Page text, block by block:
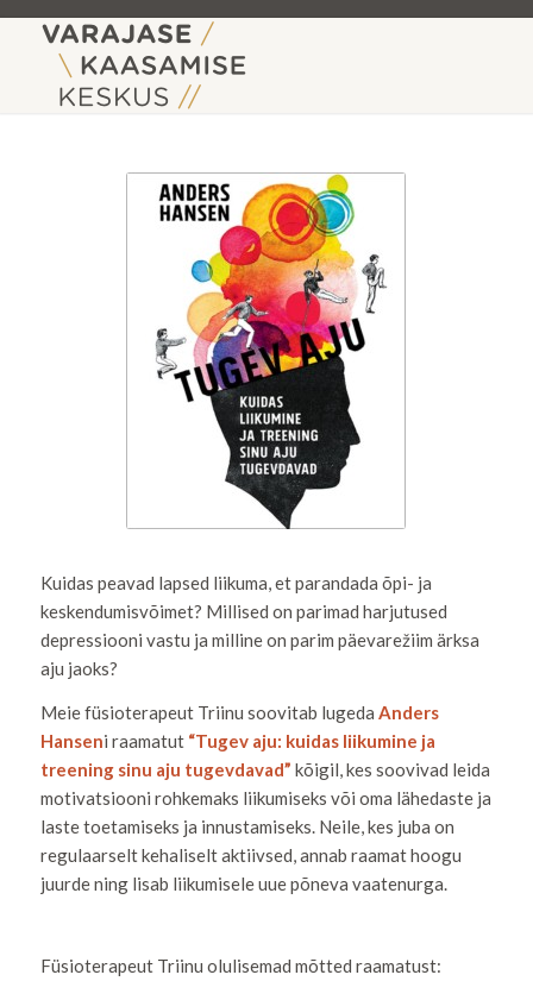
Kuidas peavad lapsed liikuma, et parandada õpi- ja
keskendumisvõimet? Millised on parimad harjutused
depressiooni vastu ja milline on parim päevarežiim ärksa
aju jaoks?
Meie füsioterapeut Triinu soovitab lugeda Anders
Hanseni raamatut “Tugev aju: kuidas liikumine ja
treening sinu aju tugevdavad” kõigil, kes soovivad leida
motivatsiooni rohkemaks liikumiseks või oma lähedaste ja
laste toetamiseks ja innustamiseks. Neile, kes juba on
regulaarselt kehaliselt aktiivsed, annab raamat hoogu
juurde ning lisab liikumisele uue põneva vaatenurga.
Füsioterapeut Triinu olulisemad mõtted raamatust: